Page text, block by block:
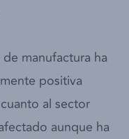
manufactura ha
positiva
al sector
aunque ha